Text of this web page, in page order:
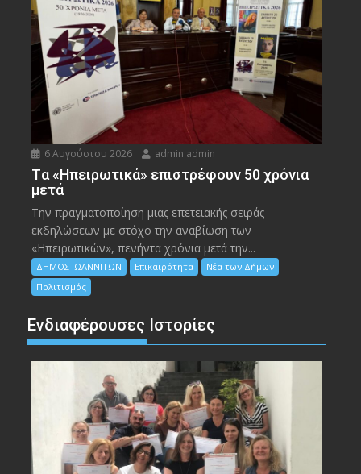
6 Αυγούστου 2026 admin admin
Tα «Ηπειρωτικά» επιστρέφουν 50 χρόνια
μετά
Την πραγματοποίηση μιας επετειακής σειράς
εκδηλώσεων με στόχο την αναβίωση των
«Ηπειρωτικών», πενήντα χρόνια μετά την...
ΔΗΜΟΣ ΙΩΑΝΝΙΤΩΝ Επικαιρότητα
Νέα των Δήμων
Πολιτισμός
Ενδιαφέρουσες Ιστορίες